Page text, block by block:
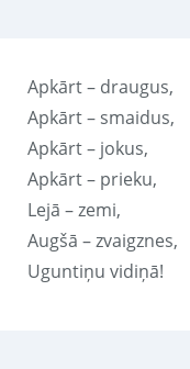
Apkārt – draugus,
Apkārt – smaidus,
Apkārt – jokus,
Apkārt – prieku,
Lejā – zemi,
Augšā – zvaigznes,
Uguntiņu vidiņā!